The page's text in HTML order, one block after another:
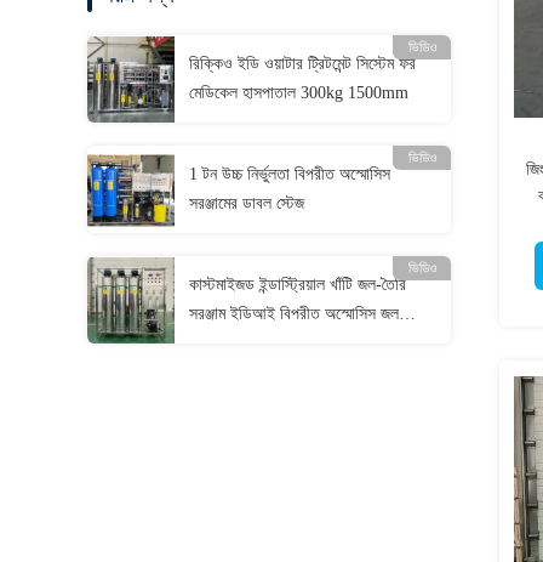
ভিডিও
রিক্কিও ইডি ওয়াটার ট্রিটমেন্ট সিস্টেম ফর
মেডিকেল হাসপাতাল 300kg 1500mm
ভিডিও
1 টন উচ্চ নির্ভুলতা বিপরীত অস্মোসিস
সরঞ্জামের ডাবল স্টেজ
ভিডিও
কাস্টমাইজড ইন্ডাস্ট্রিয়াল খাঁটি জল-তৈরি
সরঞ্জাম ইডিআই বিপরীত অস্মোসিস জল